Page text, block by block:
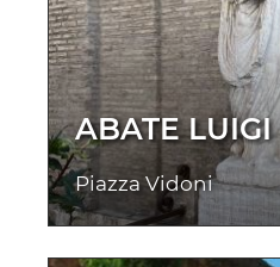
ABATE LUIGI
Piazza Vidoni